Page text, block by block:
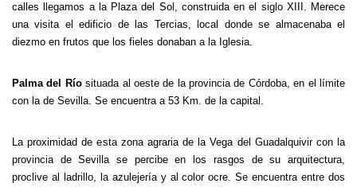
calles llegamos a la Plaza del Sol, construida en el siglo XIII. Merece
una visita el edificio de las Tercias, local donde se almacenaba el
diezmo en frutos que los fieles donaban a la Iglesia.
Palma del Ríosituada al oeste de la provincia de Córdoba, en el límite
con la de Sevilla. Se encuentra a 53 Km. de la capital.
La proximidad de esta zona agraria de la Vega del Guadalquivir con la
provincia de Sevilla se percibe en los rasgos de su arquitectura,
proclive al ladrillo, la azulejería y al color ocre. Se encuentra entre dos